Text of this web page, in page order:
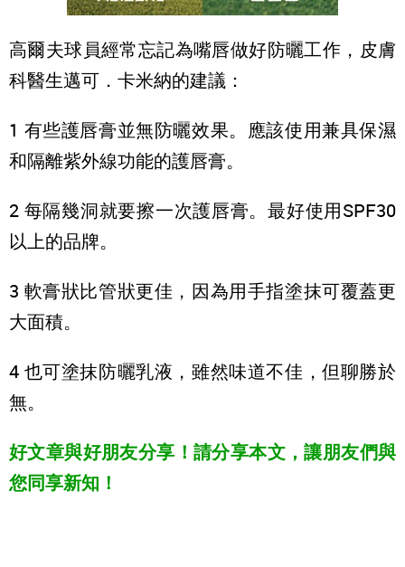
高爾夫球員經常忘記為嘴唇做好防曬工作，皮膚
科醫生邁可．卡米納的建議：
1 有些護唇膏並無防曬效果。應該使用兼具保濕
和隔離紫外線功能的護唇膏。
2 每隔幾洞就要擦一次護唇膏。最好使用SPF30
以上的品牌。
3 軟膏狀比管狀更佳，因為用手指塗抹可覆蓋更
大面積。
4 也可塗抹防曬乳液，雖然味道不佳，但聊勝於
無。
好文章與好朋友分享！請分享本文，讓朋友們與
您同享新知！